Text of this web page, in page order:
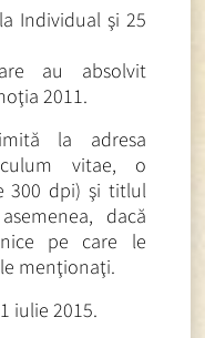
Individual şi 25
au absolvit
2011.
la adresa
vitae, o
300 dpi) şi titlul
dacă
pe care le
menţionaţi.
iulie 2015.